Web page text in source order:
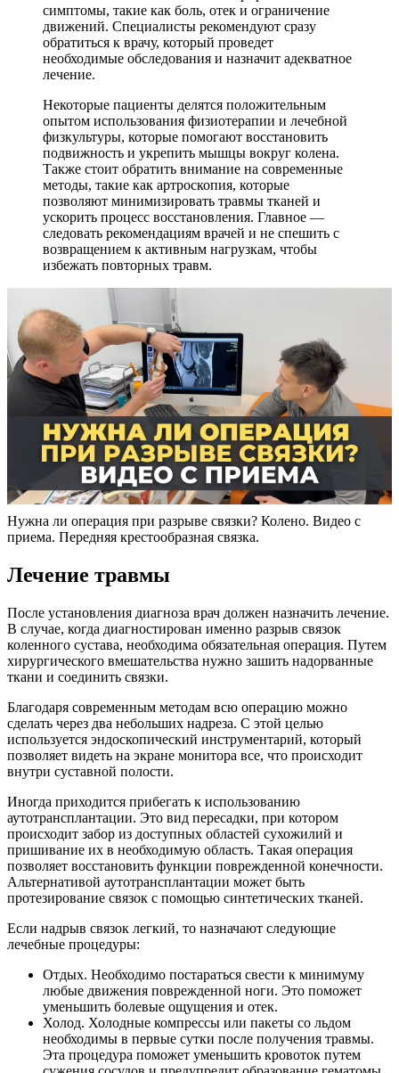
симптомы, такие как боль, отек и ограничение
движений. Специалисты рекомендуют сразу
обратиться к врачу, который проведет
необходимые обследования и назначит адекватное
лечение.
Некоторые пациенты делятся положительным
опытом использования физиотерапии и лечебной
физкультуры, которые помогают восстановить
подвижность и укрепить мышцы вокруг колена.
Также стоит обратить внимание на современные
методы, такие как артроскопия, которые
позволяют минимизировать травмы тканей и
ускорить процесс восстановления. Главное —
следовать рекомендациям врачей и не спешить с
возвращением к активным нагрузкам, чтобы
избежать повторных травм.
Нужна ли операция при разрыве связки? Колено. Видео с
приема. Передняя крестообразная связка.
Лечение травмы
После установления диагноза врач должен назначить лечение.
В случае, когда диагностирован именно разрыв связок
коленного сустава, необходима обязательная операция. Путем
хирургического вмешательства нужно зашить надорванные
ткани и соединить связки.
Благодаря современным методам всю операцию можно
сделать через два небольших надреза. С этой целью
используется эндоскопический инструментарий, который
позволяет видеть на экране монитора все, что происходит
внутри суставной полости.
Иногда приходится прибегать к использованию
аутотрансплантации. Это вид пересадки, при котором
происходит забор из доступных областей сухожилий и
пришивание их в необходимую область. Такая операция
позволяет восстановить функции поврежденной конечности.
Альтернативой аутотрансплантации может быть
протезирование связок с помощью синтетических тканей.
Если надрыв связок легкий, то назначают следующие
лечебные процедуры:
Отдых. Необходимо постараться свести к минимуму
любые движения поврежденной ноги. Это поможет
уменьшить болевые ощущения и отек.
Холод. Холодные компрессы или пакеты со льдом
необходимы в первые сутки после получения травмы.
Эта процедура поможет уменьшить кровоток путем